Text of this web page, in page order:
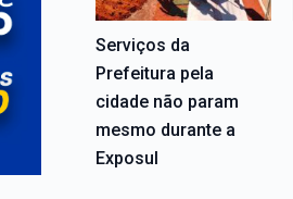
Serviços da
Prefeitura pela
cidade não param
mesmo durante a
Exposul